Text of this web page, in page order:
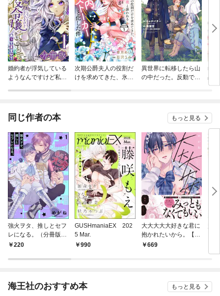
婚約者が浮気している
ようなんですけど私は
次期公爵夫人の役割だ
けを求めてきた、氷の
異世界に転移したら山
の中だった。反動で強
占
の
同じ作者の本 もっと見る
強火ヲタ、推しとセフ
レになる。（分冊版）
【第1話】
220
GUSHmaniaEX 202
5 Mar.
990
大大大大大好きな君に
抱かれたいから。【単
行本版／電子限定描き
669
海王社のおすすめ本 もっと見る